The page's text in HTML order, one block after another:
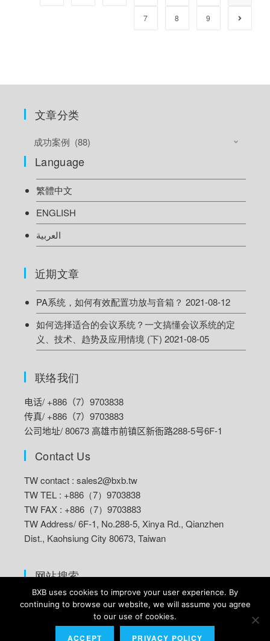
7 8 9
文章分类
成功案例 (88)
Language
繁體中文
ENGLISH
العربية
近期文章
PA系统，如何有效配置功放与音箱？ 2021-08-12
如何选择适合的会议系统？一文搞懂会议系统的定
义、技术、趋势及应用情境 (下) 2021-08-05
联络我们
电话/ +886（7）9703838
传真/ +886（7）9703883
公司地址/ 80673 高雄市前镇区新衙路288-5号6F-1
Contact Us
TW contact : sales2@bxb.tw
TW TEL : +886（7）9703838
TW FAX : +886（7）9703883
TW Address/6F-1, No.288-5, Xinya Rd., Qianzhen
Dist., Kaohsiung City 80673, Taiwan
网站搜索
F Li T Y
© 2022 BXB Electronics Co., Ltd. all rights reserved.
BXB uses cookies to improve your user experience. By
continuing to browse our website, we will assume you agree
to our use of cookies.
ACCEPT PRIVACY POLICY
Contact us